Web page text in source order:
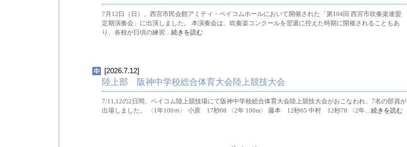
7月12日（日）、西宮市民会館アミティ・ベイコムホールにおいて開催された「第104回 西宮市吹奏楽連盟
定期演奏会」に出演しました。 本演奏会は、吹奏楽コンクールを翌週に控えた時期に開催されることもあ
り、各校が日頃の練習…続きを読む
[2026.7.12]
陸上部 阪神中学校総合体育大会陸上競技大会
7/11,12の2日間、ベイコム陸上競技場にて阪神中学校総合体育大会陸上競技大会がおこなわれ、7名の部員が
出場しました。 〈1年100ｍ〉 小原 17秒08 〈2年 100m〉 藤本 12秒65 中村 12秒78 〈2年…続きを読む